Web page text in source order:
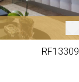
RF13309